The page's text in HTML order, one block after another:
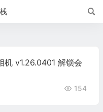
机 v1.26.0401 解锁会
154